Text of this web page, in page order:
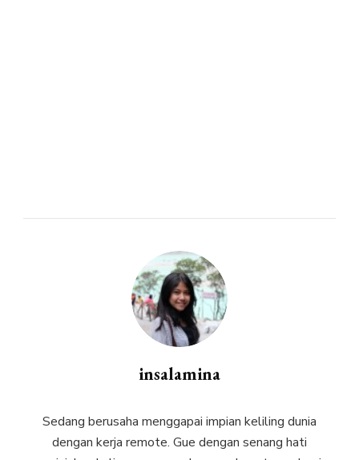
insalamina
Sedang berusaha menggapai impian keliling dunia
dengan kerja remote. Gue dengan senang hati